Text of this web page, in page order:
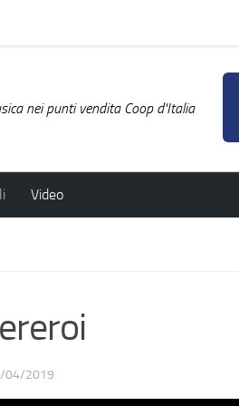
nei punti vendita Coop d'Italia
Video
04/2019